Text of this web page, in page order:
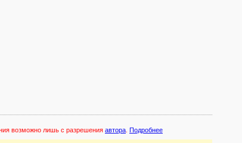
возможно лишь с разрешения автора Подробнее